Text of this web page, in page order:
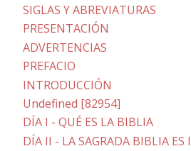
SIGLAS Y ABREVIATURAS
PRESENTACIÓN
ADVERTENCIAS
PREFACIO
INTRODUCCIÓN
Undefined [82954]
DÍA I - QUÉ ES LA BIBLIA
DÍA II - LA SAGRADA BIBLIA ES